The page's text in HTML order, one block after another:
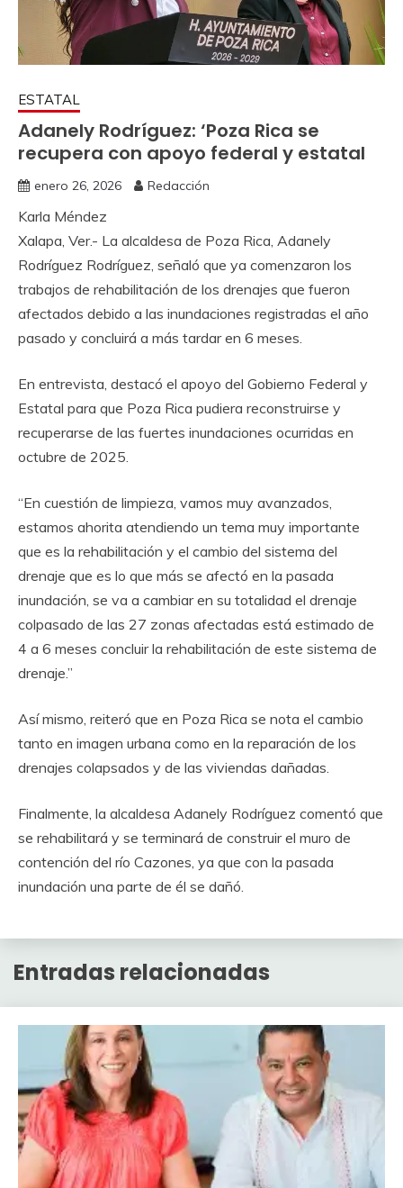
ESTATAL
Adanely Rodríguez: ‘Poza Rica se
recupera con apoyo federal y estatal
enero 26, 2026 Redacción
Karla Méndez
Xalapa, Ver.- La alcaldesa de Poza Rica, Adanely
Rodríguez Rodríguez, señaló que ya comenzaron los
trabajos de rehabilitación de los drenajes que fueron
afectados debido a las inundaciones registradas el año
pasado y concluirá a más tardar en 6 meses.
En entrevista, destacó el apoyo del Gobierno Federal y
Estatal para que Poza Rica pudiera reconstruirse y
recuperarse de las fuertes inundaciones ocurridas en
octubre de 2025.
“En cuestión de limpieza, vamos muy avanzados,
estamos ahorita atendiendo un tema muy importante
que es la rehabilitación y el cambio del sistema del
drenaje que es lo que más se afectó en la pasada
inundación, se va a cambiar en su totalidad el drenaje
colpasado de las 27 zonas afectadas está estimado de
4 a 6 meses concluir la rehabilitación de este sistema de
drenaje.”
Así mismo, reiteró que en Poza Rica se nota el cambio
tanto en imagen urbana como en la reparación de los
drenajes colapsados y de las viviendas dañadas.
Finalmente, la alcaldesa Adanely Rodríguez comentó que
se rehabilitará y se terminará de construir el muro de
contención del río Cazones, ya que con la pasada
inundación una parte de él se dañó.
Entradas relacionadas